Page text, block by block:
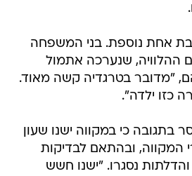
אחת נוספת. בני המשפחה
ההלוויה, שנערכה אתמול
"מדובר בטרגדיה קשה מאוד.
כזו ילדה".
בתגובה כי במקווה ישנו שעון
המקווה, ובהתאם לבדיקות
נסגרו. "ישנו חשש